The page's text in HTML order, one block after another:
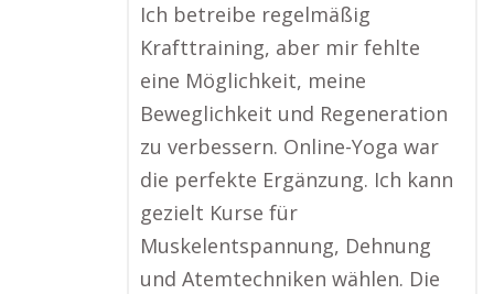
Ich betreibe regelmäßig
Krafttraining, aber mir fehlte
eine Möglichkeit, meine
Beweglichkeit und Regeneration
zu verbessern. Online-Yoga war
die perfekte Ergänzung. Ich kann
gezielt Kurse für
Muskelentspannung, Dehnung
und Atemtechniken wählen. Die